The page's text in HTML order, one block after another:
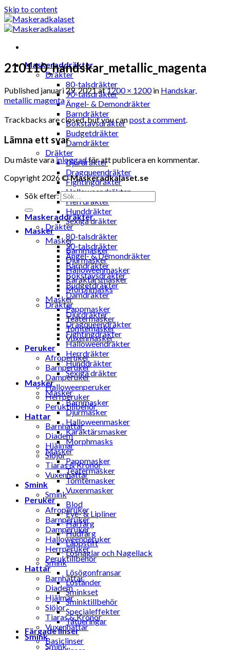
Skip to content
Maskeraddräkter
Dräkter
80-talsdräkter
90-talsdräkter
Ängel- & Demondräkter
Barndräkter
Bokstavsdräkter
Budgetdräkter
Damdräkter
Dräkter
Djurdräkter
Dragqueendräkter
Fightingdräkter
Halloweendräkter
Herrdräkter
Hunddräkter
Sexiga dräkter
Masker
Masker
Barnmasker
Djurmasker
Halloweenmasker
Karaktärsmasker
Morphmasks
Masker
Pappmasker
Teatermasker
Tomtemasker
Vuxenmasker
Peruker
Afroperuker
Barnperuker
Damperuker
Halloweenperuker
Herrperuker
Peruktillbehör
Hattar
Barnhattar
Diadem
Hjälmar
Slöjor
Tiaras & Kronor
Vuxenhattar
Smink
Smink
Blod
Eye- & Lipliner
Hårfärg
Hudfärg
Läppstift
Lösnaglar och Nagellack
Smink
Lösögonfransar
Löständer
Sminkset
Sminktillbehör
Specialeffekter
Tatueringar
Färgade linser
Basiclinser
210110_handskar_metallic_magenta
Published januari 29, 2021at1200 × 1200in Handskar,
metallic magenta
Trackbacks are closed, but you canpost a comment.
Lämna ett svar
Du måste varainloggadför att publicera en kommentar.
Copyright 2026 ©Maskeradkalaset.se
Sök efter:
Maskeraddräkter
Dräkter
80-talsdräkter
90-talsdräkter
Ängel- & Demondräkter
Barndräkter
Bokstavsdräkter
Budgetdräkter
Damdräkter
Dräkter
Djurdräkter
Dragqueendräkter
Fightingdräkter
Halloweendräkter
Herrdräkter
Hunddräkter
Sexiga dräkter
Masker
Masker
Barnmasker
Djurmasker
Halloweenmasker
Karaktärsmasker
Morphmasks
Masker
Pappmasker
Teatermasker
Tomtemasker
Vuxenmasker
Peruker
Afroperuker
Barnperuker
Damperuker
Halloweenperuker
Herrperuker
Peruktillbehör
Hattar
Barnhattar
Diadem
Hjälmar
Slöjor
Tiaras & Kronor
Vuxenhattar
Smink
Smink